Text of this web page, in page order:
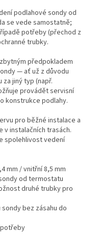
podlahové sondy od
se vede samostatně;
potřeby (přechod z
trubky.
předpokladem
— ať už z důvodu
jiný typ (např.
provádět servisní
konstrukce podlahy.
pro běžné instalace a
instalačních trasách.
spolehlivost vedení
mm / vnitřní 8,5 mm
od termostatu
druhé trubky pro
bez zásahu do